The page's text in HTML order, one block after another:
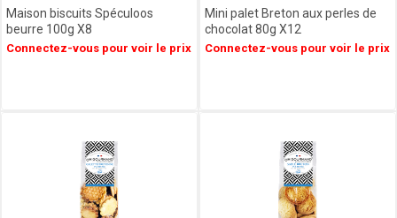
MESSORI
BREBION
SPARKTEEZ
DELICIEUSE
Maison biscuits Spéculoos
beurre 100g X8
Connectez-vous pour voir le prix
Mini palet Breton aux perles de
chocolat 80g X12
Connectez-vous pour voir le prix